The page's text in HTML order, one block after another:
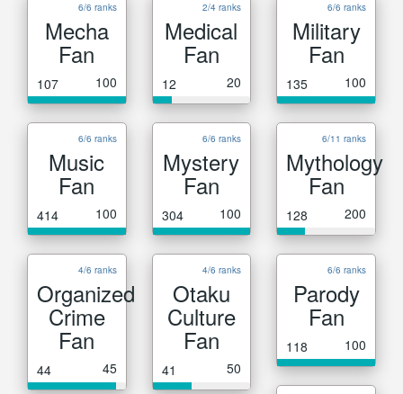
6/6 ranks
Mecha
Fan
107 100
2/4 ranks
Medical
Fan
12 20
6/6 ranks
Military
Fan
135 100
6/6 ranks
Music
Fan
414 100
6/6 ranks
Mystery
Fan
304 100
6/11 ranks
Mythology
Fan
128 200
4/6 ranks
Organized
Crime
Fan
44 45
4/6 ranks
Otaku
Culture
Fan
41 50
6/6 ranks
Parody
Fan
118 100